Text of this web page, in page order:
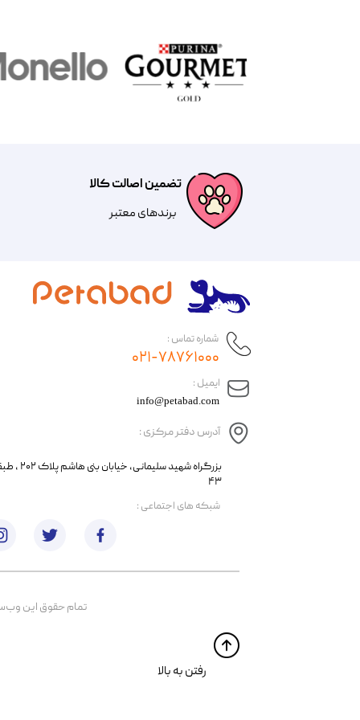
تضمین اصالت کالا
​​برندهای معتبر​​​​​​​
​ایمیل :
آدرس دفتر مرکزی :
info@petabad.com
​​بزرگراه شهید
۴۳
شماره تماس :
۰۲۱-۷۸۷۶۱۰۰۰
تمام حقوق اين
​​رفتن به بالا
​شبکه های اجتماعی :